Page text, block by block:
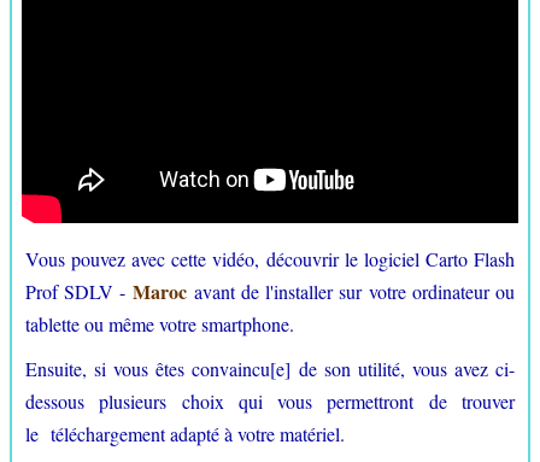
Vous pouvez avec cette vidéo, découvrir le logiciel Carto Flash
Prof SDLV - Maroc avant de l'installer sur votre ordinateur ou
tablette ou même votre smartphone.
Ensuite, si vous êtes convaincu[e] de son utilité, vous avez ci-
dessous plusieurs choix qui vous permettront de trouver
le téléchargement adapté à votre matériel.